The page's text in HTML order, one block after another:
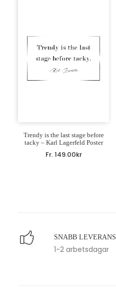
Trendy is the last stage before
tacky – Karl Lagerfeld Poster
Fr.149.00kr
SNABB LEVERANS
1-2 arbetsdagar